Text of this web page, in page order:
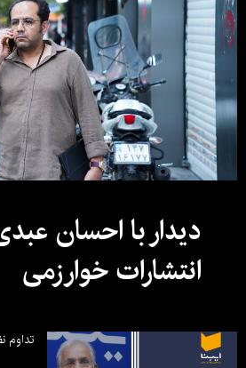
دیدار با احسان
انتشارات خوارزمی
تداوم